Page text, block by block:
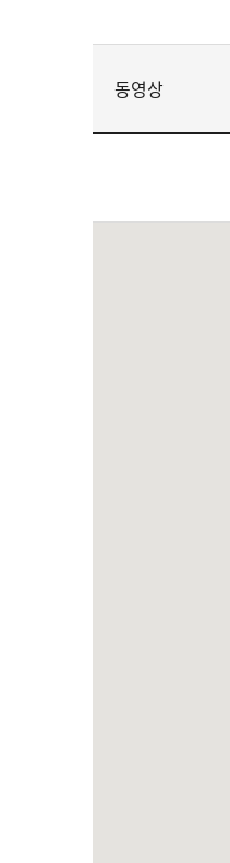
동영상